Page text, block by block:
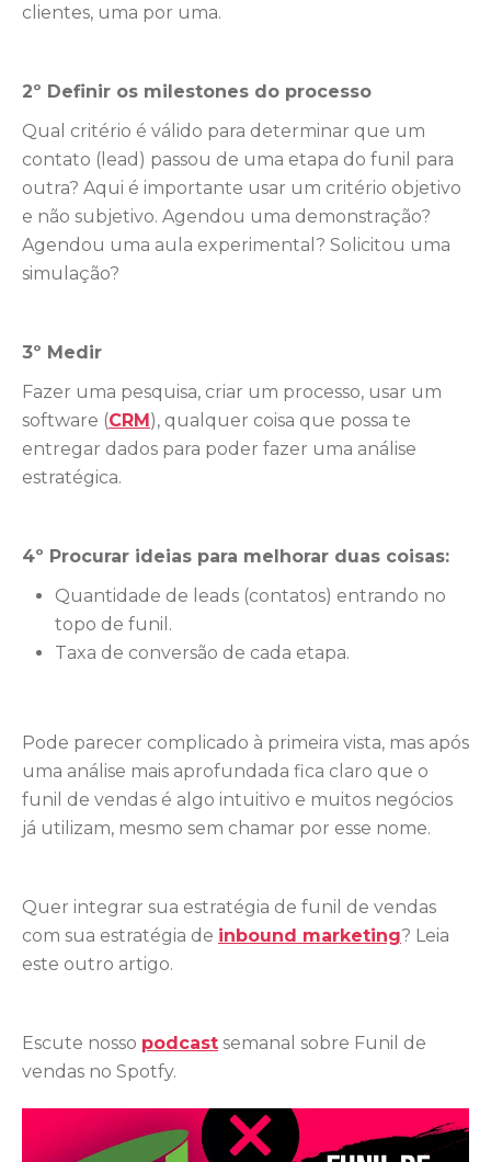
clientes, uma por uma.
2º Definir os milestones do processo
Qual critério é válido para determinar que um
contato (lead) passou de uma etapa do funil para
outra? Aqui é importante usar um critério objetivo
e não subjetivo. Agendou uma demonstração?
Agendou uma aula experimental? Solicitou uma
simulação?
3º Medir
Fazer uma pesquisa, criar um processo, usar um
software (CRM), qualquer coisa que possa te
entregar dados para poder fazer uma análise
estratégica.
4º Procurar ideias para melhorar duas coisas:
Quantidade de leads (contatos) entrando no
topo de funil.
Taxa de conversão de cada etapa.
Pode parecer complicado à primeira vista, mas após
uma análise mais aprofundada fica claro que o
funil de vendas é algo intuitivo e muitos negócios
já utilizam, mesmo sem chamar por esse nome.
Quer integrar sua estratégia de funil de vendas
com sua estratégia de inbound marketing? Leia
este outro artigo.
Escute nosso podcast semanal sobre Funil de
vendas no Spotfy.